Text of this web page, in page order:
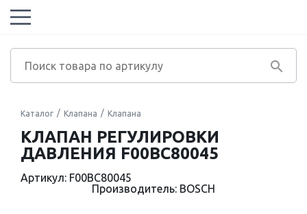
Каталог Клапана Клапана
КЛАПАН РЕГУЛИРОВКИ
ДАВЛЕНИЯ F00BC80045
Артикул: F00BC80045
Производитель: BOSCH